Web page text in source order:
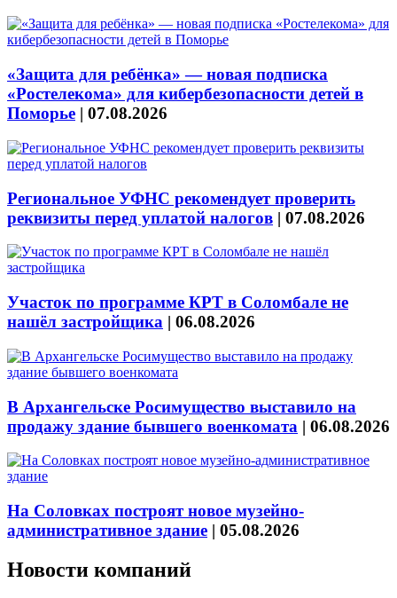
«Защита для ребёнка» — новая подписка
«Ростелекома» для кибербезопасности детей в
Поморье | 07.08.2026
Региональное УФНС рекомендует проверить
реквизиты перед уплатой налогов | 07.08.2026
Участок по программе КРТ в Соломбале не
нашёл застройщика | 06.08.2026
В Архангельске Росимущество выставило на
продажу здание бывшего военкомата | 06.08.2026
На Соловках построят новое музейно-
административное здание | 05.08.2026
Новости компаний